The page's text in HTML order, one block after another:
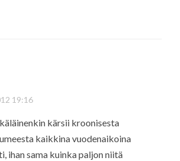
19:16
kärsii kroonisesta
kaikkina vuodenaikoina
ihan sama kuinka paljon niitä